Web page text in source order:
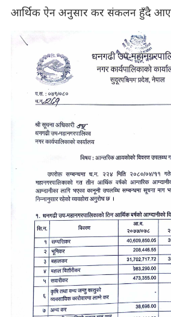
आर्थिक ऐन अनुसार कर संकलन हुँदै